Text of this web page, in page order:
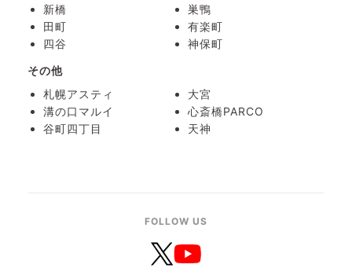
新橋
巣鴨
田町
有楽町
四谷
神保町
その他
札幌アスティ
大宮
溝の口マルイ
心斎橋PARCO
谷町四丁目
天神
FOLLOW US